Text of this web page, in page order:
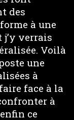
des
à une
j’y verrais
Voilà
une
à
face à la
à
ce